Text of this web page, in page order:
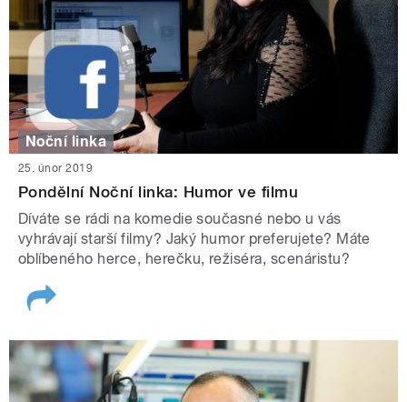
Noční linka
25. únor 2019
Pondělní Noční linka: Humor ve filmu
Díváte se rádi na komedie současné nebo u vás
vyhrávají starší filmy? Jaký humor preferujete? Máte
oblíbeného herce, herečku, režiséra, scenáristu?